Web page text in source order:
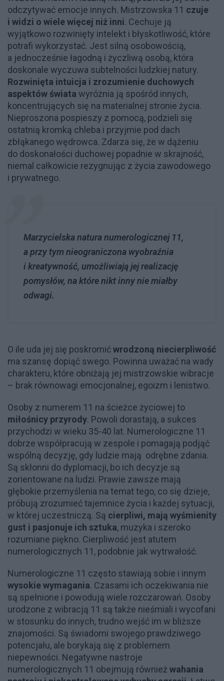
odczytywać emocje innych. Mistrzowska 11 czuje
i widzi o wiele więcej niż inni. Cechuje ją
wyjątkowo rozwinięty intelekt i błyskotliwość, które
potrafi wykorzystać. Jest silną osobowością,
a jednocześnie łagodną i życzliwą osobą, która
doskonale wyczuwa subtelności ludzkiej natury.
Rozwinięta intuicja i zrozumienie duchowych
aspektów świata wyróżnia ją spośród innych,
koncentrujących się na materialnej stronie życia.
Nieproszona pospieszy z pomocą, podzieli się
ostatnią kromką chleba i przyjmie pod dach
zbłąkanego wędrowca. Zdarza się, że w dążeniu
do doskonałości duchowej popadnie w skrajność,
niemal całkowicie rezygnując z życia zawodowego
i prywatnego.
Marzycielska natura numerologicznej 11,
a przy tym nieograniczona wyobraźnia
i kreatywność, umożliwiają jej realizację
pomysłów, na które nikt inny nie miałby
odwagi.
O ile uda jej się poskromićwrodzoną niecierpliwość
ma szansę dopiąć swego. Powinna uważać na wady
charakteru, które obniżają jej mistrzowskie wibracje
– brak równowagi emocjonalnej, egoizm i lenistwo.
Osoby z numerem 11 na ścieżce życiowej to
miłośnicy przyrody. Powoli dorastają, a sukces
przychodzi w wieku 35-40 lat. Numerologiczne 11
dobrze współpracują w zespole i pomagają podjąć
wspólną decyzję, gdy ludzie mają odrębne zdania.
Są skłonni do dyplomacji, bo ich decyzje są
zorientowane na ludzi. Prawie zawsze mają
głębokie przemyślenia na temat tego, co się dzieje,
próbują zrozumieć tajemnice życia i każdej sytuacji,
w której uczestniczą. Są cierpliwi, mają wyśmienity
gust i pasjonuje ich sztuka, muzyka i szeroko
rozumiane piękno. Cierpliwość jest atutem
numerologicznych 11, podobnie jak wytrwałość.
Numerologiczne 11 często stawiają sobie i innym
wysokie wymagania. Czasami ich oczekiwania nie
są spełnione i powodują wiele rozczarowań. Osoby
urodzone z wibracją 11 są także nieśmiali i wycofani
w stosunku do innych, trudno wejść im w bliższe
znajomości. Są świadomi swojego prawdziwego
potencjału, ale borykają się z problemem
niepewności. Negatywne nastroje
numerologicznych 11 obejmują również wahania